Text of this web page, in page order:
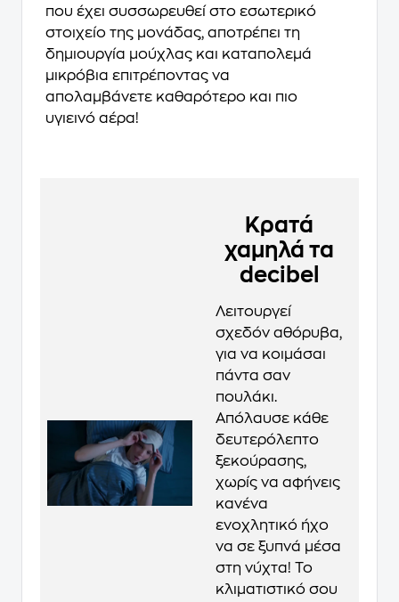
που έχει συσσωρευθεί στο εσωτερικό
στοιχείο της μονάδας, αποτρέπει τη
δημιουργία μούχλας και καταπολεμά
μικρόβια επιτρέποντας να
απολαμβάνετε καθαρότερο και πιο
υγιεινό αέρα!
Κρατά
χαμηλά τα
decibel
Λειτουργεί
σχεδόν αθόρυβα,
για να κοιμάσαι
πάντα σαν
πουλάκι.
Απόλαυσε κάθε
δευτερόλεπτο
ξεκούρασης,
χωρίς να αφήνεις
κανένα
ενοχλητικό ήχο
να σε ξυπνά μέσα
στη νύχτα! Το
κλιματιστικό σου